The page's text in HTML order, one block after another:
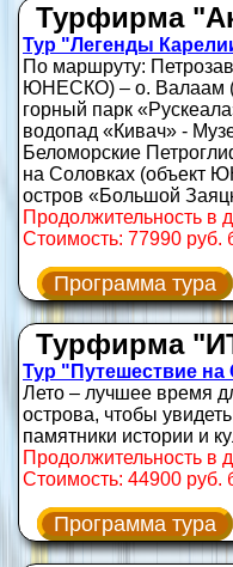
Турфирма
Тур "Легенды
По маршруту:
ЮНЕСКО) – о. Валаам
горный парк
водопад «Кивач» -
Беломорские
на Соловках (объект
остров «Большой
Продолжительность в
Стоимость: 77990 руб.
Программа тура
Турфирма
Тур "Путешествие на
Лето – лучшее время
острова, чтобы
памятники истории и
Продолжительность в
Стоимость: 44900 руб.
Программа тура